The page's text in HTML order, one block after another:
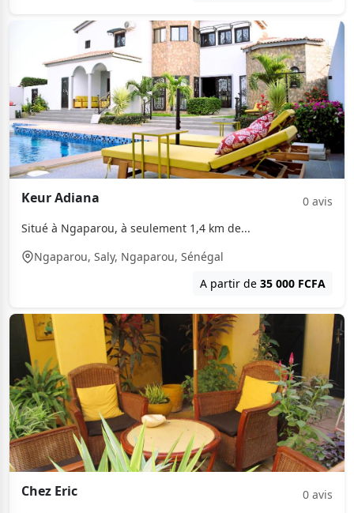
Keur Adiana
0 avis
Situé à Ngaparou, à seulement 1,4 km de...
Ngaparou, Saly, Ngaparou, Sénégal
A partir de
35 000 FCFA
Chez Eric
0 avis